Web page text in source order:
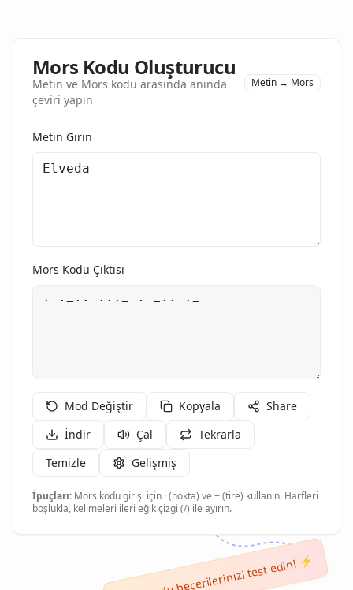
Mors Kodu Oluşturucu
Metin ve Mors kodu arasında anında
çeviri yapın
Metin → Mors
Metin Girin
Mors Kodu Çıktısı
Mod Değiştir Kopyala
Share
İndir
Çal
Tekrarla
Temizle
Gelişmiş
İpuçları: Mors kodu girişi için · (nokta) ve − (tire) kullanın. Harfleri
boşlukla, kelimeleri ileri eğik çizgi (/) ile ayırın.